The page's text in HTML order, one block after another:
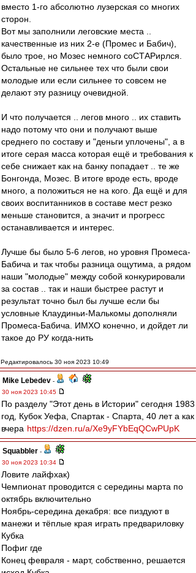
вместо 1-го абсолютно лузерская со многих
сторон.
Вот мы заполнили леговские места ..
качественные из них 2-е (Промес и Бабич),
было трое, но Мозес немного соСТАРирлся.
Остальные не сильнее тех что были свои
молодые или если сильнее то совсем не
делают эту разницу очевидной.
И что получается .. легов много .. их ставить
надо потому что они и получают выше
среднего по составу и "деньги уплочены", а в
итоге серая масса которая ещё и требования к
себе снижает как на банку попадает .. те же
Бонгонда, Мозес. В итоге вроде есть, вроде
много, а положиться не на кого. Да ещё и для
своих воспитанников в составе мест резко
меньше становится, а значит и прогресс
останавливается и интерес.
Лучше бы было 5-6 легов, но уровня Промеса-
Бабича и так чтобы разница ощутима, а рядом
наши "молодые" между собой конкурировали
за состав .. так и наши быстрее растут и
результат точно был бы лучше если бы
условные Клаудиньи-Малькомы дополняли
Промеса-Бабича. ИМХО конечно, и дойдет ли
такое до РУ когда-нить
Редактировалось 30 ноя 2023 10:49
Mike Lebedev -
30 ноя 2023 10:45
По разделу "Этот день в Истории" сегодня 1983
год, Кубок Уефа, Спартак - Спарта, 40 лет а как
вчера https://dzen.ru/a/Xe9yFYbEqQCwPUpK
Squabbler -
30 ноя 2023 10:34
Ловите лайфхак)
Чемпионат проводится с середины марта по
октябрь включительно
Ноябрь-середина декабря: все пиздуют в
манежи и тёплые края играть предвариловку
Кубка
Пофиг где
Конец февраля - март, собственно, решается